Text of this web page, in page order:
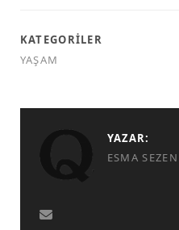
KATEGORILER
YAŞAM
YAZAR:
ESMA SEZEN